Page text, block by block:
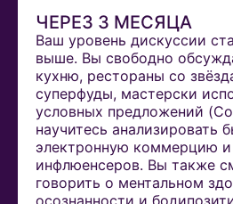
ЧЕРЕЗ 3 МЕСЯЦА
Ваш уровень дискуссии
выше. Вы свободно
кухню, рестораны со
суперфуды, мастерски
условных предложений
научитесь анализировать
электронную коммерцию и
инфлюенсеров. Вы также
говорить о ментальном